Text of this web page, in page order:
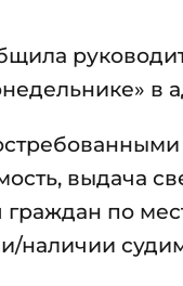
в
выдача
граждан по
наличии